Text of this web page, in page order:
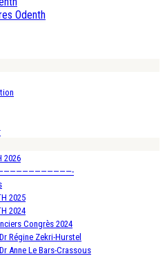
Odenth
2026
2025
2024
Congrès 2024
Dr Régine Zekri-Hurstel
Dr Anne Le Bars-Crassous